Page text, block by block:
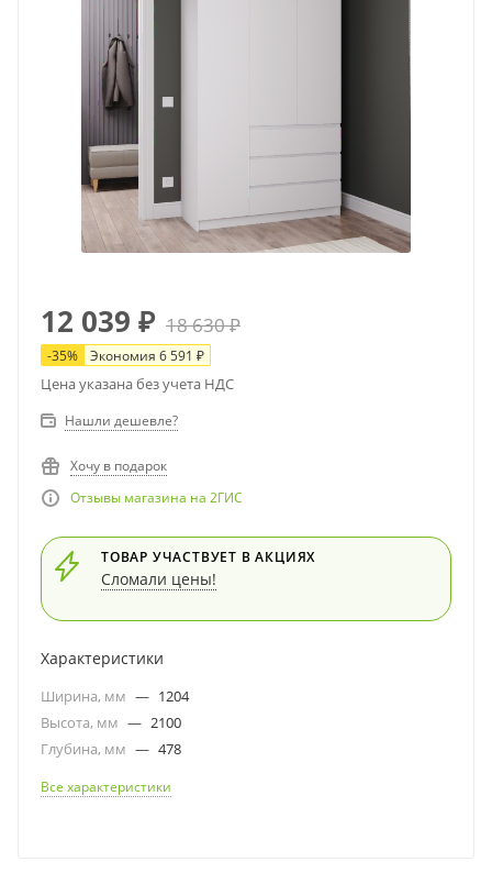
12 039 ₽ 18 630₽
-35% Экономия 6 591 ₽
Цена указана без учета НДС
Нашли дешевле?
Хочу в подарок
Отзывы магазина на 2ГИС
ТОВАР УЧАСТВУЕТ В АКЦИЯХ
Сломали цены!
Характеристики
Ширина, мм — 1204
Высота, мм — 2100
Глубина, мм — 478
Все характеристики